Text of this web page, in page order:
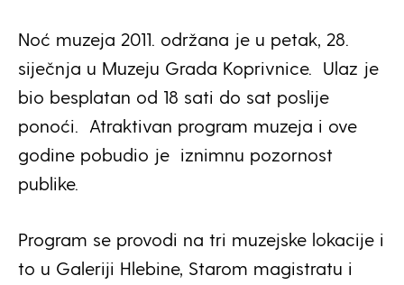
Noć muzeja 2011. održana je u petak, 28.
siječnja u Muzeju Grada Koprivnice. Ulaz je
bio besplatan od 18 sati do sat poslije
ponoći. Atraktivan program muzeja i ove
godine pobudio je iznimnu pozornost
publike.
Program se provodi na tri muzejske lokacije i
to u Galeriji Hlebine, Starom magistratu i